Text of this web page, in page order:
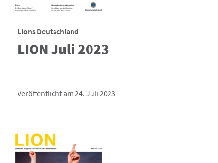
Lions Deutschland
LION Juli 2023
Veröffentlicht am 24. Juli 2023